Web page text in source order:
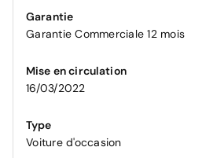
Garantie
Garantie Commerciale 12 mois
Mise en circulation
16/03/2022
Type
Voiture d'occasion